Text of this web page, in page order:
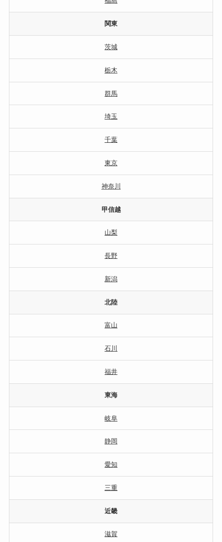
関東
茨城
栃木
群馬
埼玉
千葉
東京
神奈川
甲信越
山梨
長野
新潟
北陸
富山
石川
福井
東海
岐阜
静岡
愛知
三重
近畿
滋賀